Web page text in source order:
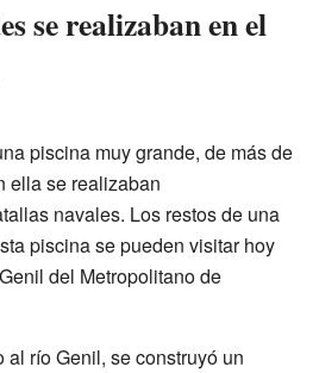
se realizaban en el
piscina muy grande, de más de
ella se realizaban
navales. Los restos de una
piscina se pueden visitar hoy
del Metropolitano de
río Genil, se construyó un